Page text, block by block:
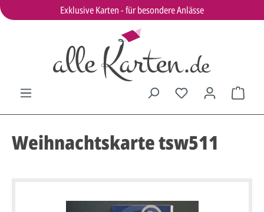
Exklusive Karten - für besondere Anlässe
Weihnachtskarte tsw511